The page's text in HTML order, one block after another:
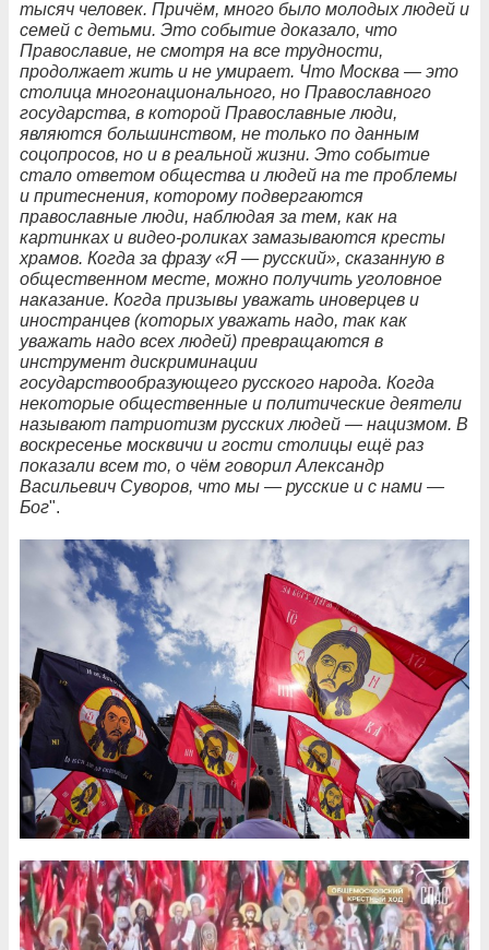
тысяч человек. Причём, много было молодых людей и
семей с детьми. Это событие доказало, что
Православие, не смотря на все трудности,
продолжает жить и не умирает. Что Москва — это
столица многонационального, но Православного
государства, в которой Православные люди,
являются большинством, не только по данным
соцопросов, но и в реальной жизни. Это событие
стало ответом общества и людей на те проблемы
и притеснения, которому подвергаются
православные люди, наблюдая за тем, как на
картинках и видео-роликах замазываются кресты
храмов. Когда за фразу «Я — русский», сказанную в
общественном месте, можно получить уголовное
наказание. Когда призывы уважать иноверцев и
иностранцев (которых уважать надо, так как
уважать надо всех людей) превращаются в
инструмент дискриминации
государствообразующего русского народа. Когда
некоторые общественные и политические деятели
называют патриотизм русских людей — нацизмом. В
воскресенье москвичи и гости столицы ещё раз
показали всем то, о чём говорил Александр
Васильевич Суворов, что мы — русские и с нами —
Бог".